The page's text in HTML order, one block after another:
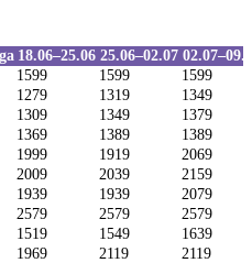
18.06–25.06 25.06–02.07
1599 1599
1599
1279 1319
1349
1309 1349
1379
1369 1389
1389
1999 1919
2069
2009 2039
2159
1939 1939
2079
2579 2579
2579
1519 1549
1639
1969 2119 2119